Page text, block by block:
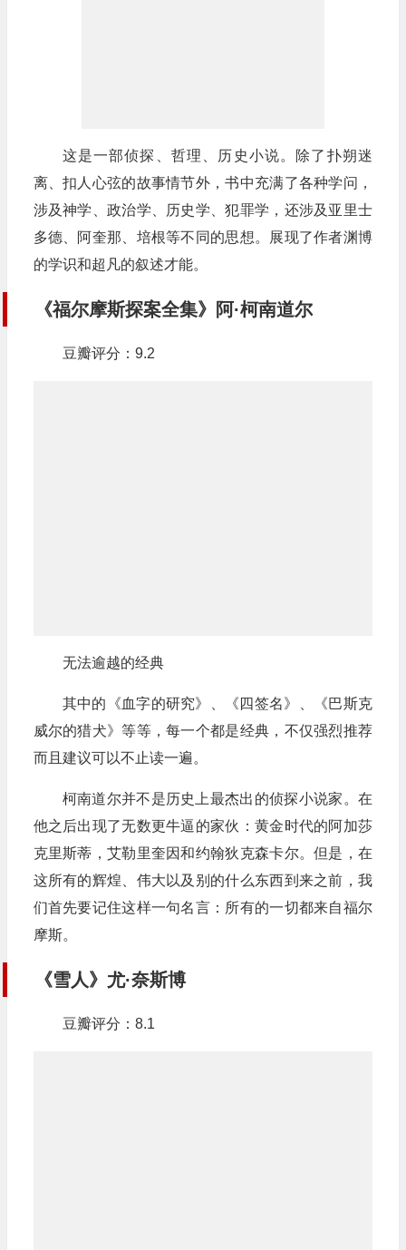
这是一部侦探、哲理、历史小说。除了扑朔迷
离、扣人心弦的故事情节外，书中充满了各种学问，
涉及神学、政治学、历史学、犯罪学，还涉及亚里士
多德、阿奎那、培根等不同的思想。展现了作者渊博
的学识和超凡的叙述才能。
《福尔摩斯探案全集》阿·柯南道尔
豆瓣评分：9.2
无法逾越的经典
其中的《血字的研究》、《四签名》、《巴斯克
威尔的猎犬》等等，每一个都是经典，不仅强烈推荐
而且建议可以不止读一遍。
柯南道尔并不是历史上最杰出的侦探小说家。在
他之后出现了无数更牛逼的家伙：黄金时代的阿加莎
克里斯蒂，艾勒里奎因和约翰狄克森卡尔。但是，在
这所有的辉煌、伟大以及别的什么东西到来之前，我
们首先要记住这样一句名言：所有的一切都来自福尔
摩斯。
《雪人》尤·奈斯博
豆瓣评分：8.1